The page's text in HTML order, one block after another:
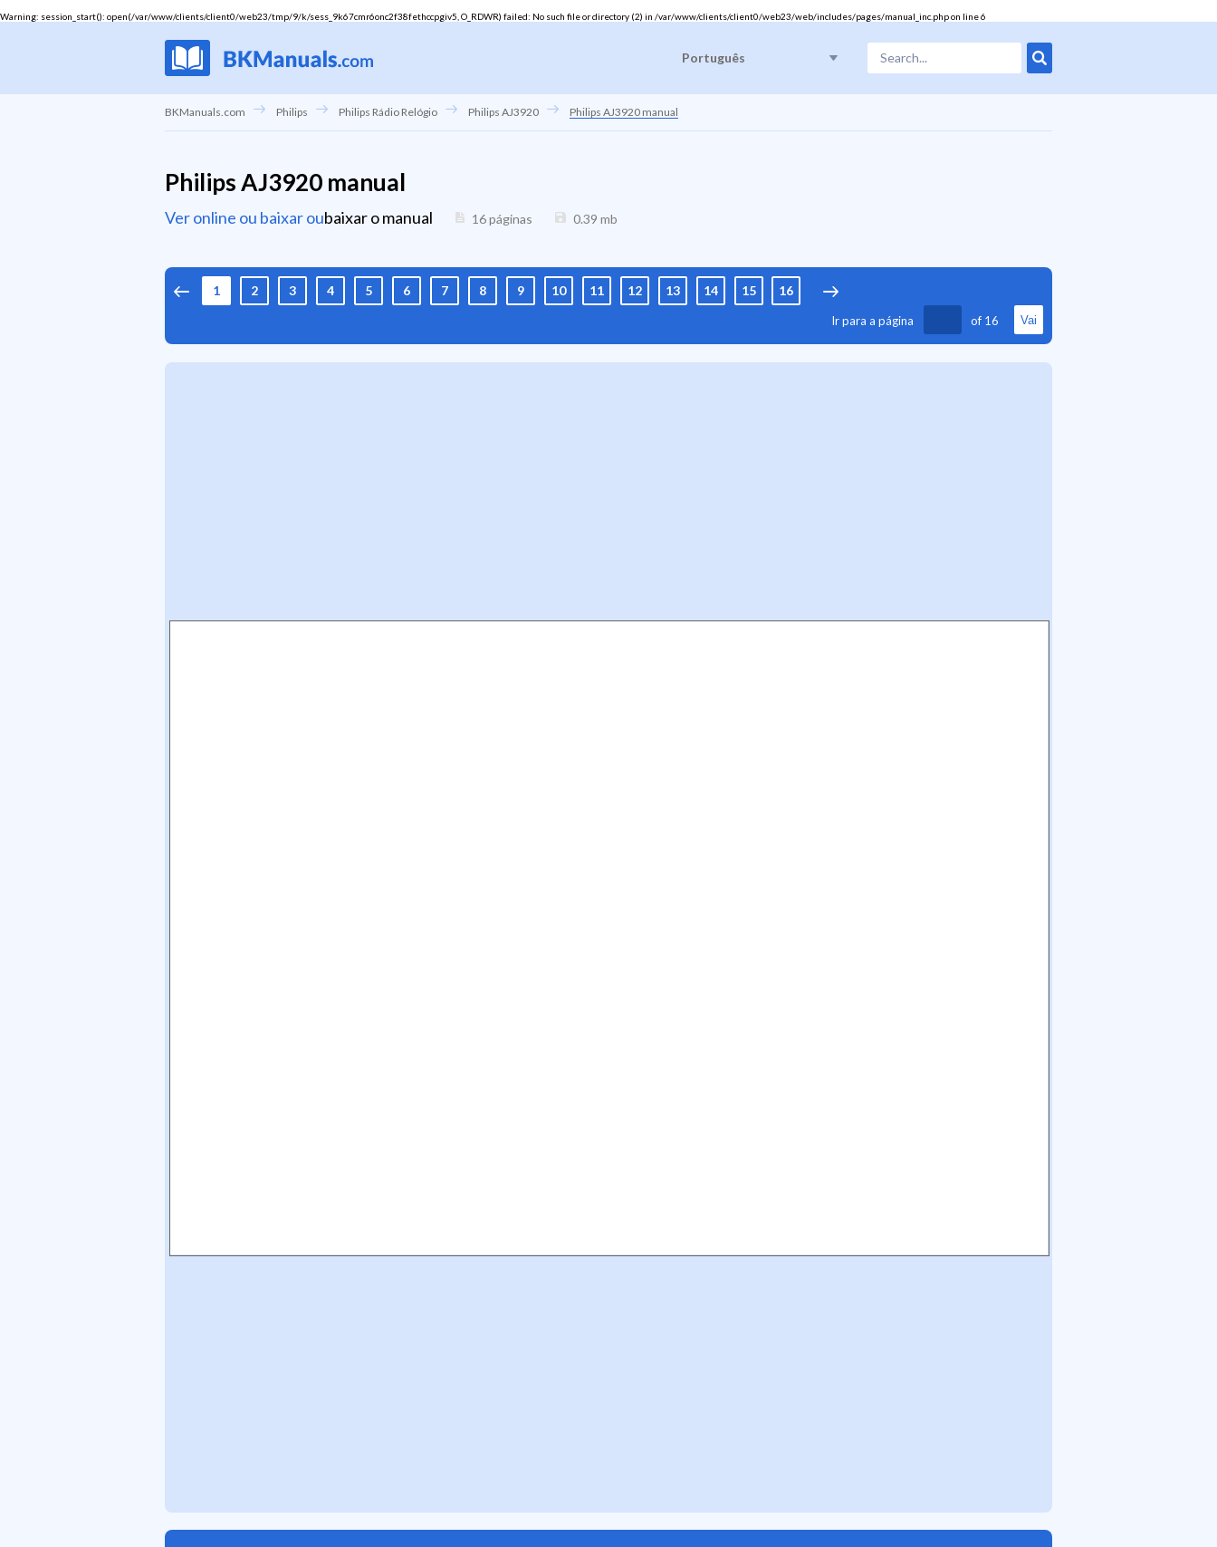
Warning: session_start(): open(/var/www/clients/client0/web23/tmp/9/k/sess_9k67cmr6onc2f38fethccpgiv5, O_RDWR) failed: No such file or directory (2) in /var/www/clients/client0/web23/web/includes/pages/manual_inc.phpon line6
Português
BKManuals.com Philips Philips Rádio Relógio Philips AJ3920 Philips AJ3920 manual
Philips AJ3920 manual
Ver online ou baixar oubaixar o manual 16 páginas 0.39 mb
1 2 3 4 5 6 7 8 9 10 11 12 13 14 15 16
Ir para a página of 16 Vai